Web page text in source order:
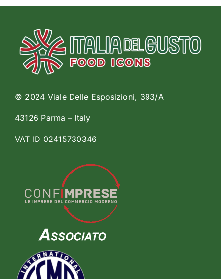
© 2024 Viale Delle Esposizioni, 393/A
43126 Parma – Italy
VAT ID 02415730346